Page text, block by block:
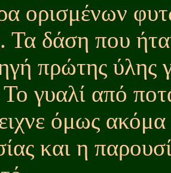
ορισμένων
Τα δάση που
πρώτης ύλης
Το γυαλί από
όμως
και η